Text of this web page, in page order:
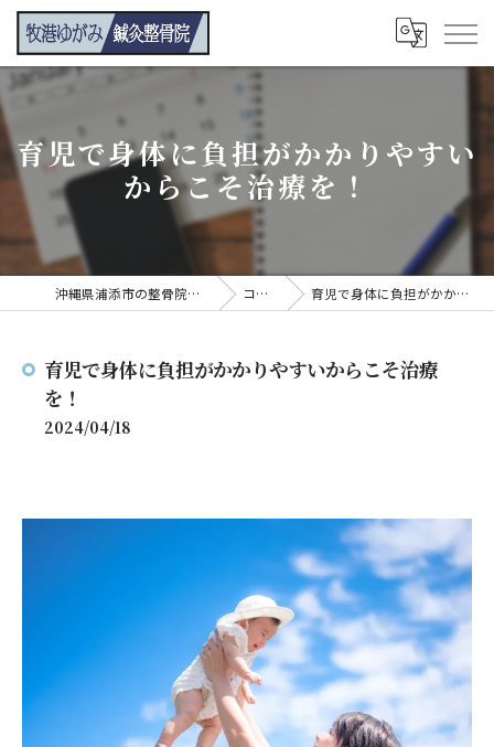
育児で身体に負担がかかりやすい
からこそ治療を！
沖縄県浦添市の整骨院なら牧港ゆがみ鍼灸整骨院 コンテンツ 育児で身体に負担がかかりやすいからこそ治療を！
育児で身体に負担がかかりやすいからこそ治療
を！
2024/04/18